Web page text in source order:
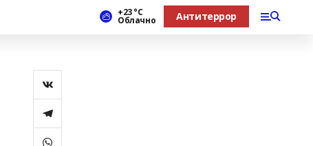
+23 °С
Облачно Антитеррор